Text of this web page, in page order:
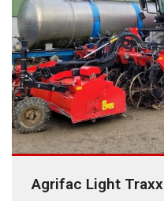
Agrifac Light Traxx